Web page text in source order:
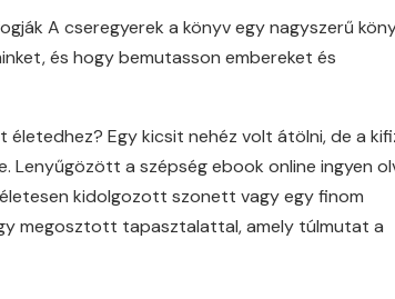
A cseregyerek a könyv egy nagyszerű
és hogy bemutasson embereket és
Egy kicsit nehéz volt átölni, de a
Lenyűgözött a szépség ebook online ingyen
kidolgozott szonett vagy egy finom
megosztott tapasztalattal, amely túlmutat a